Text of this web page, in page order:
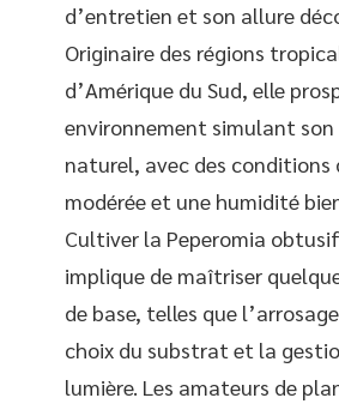
d’entretien et son allure
Originaire des régions
d’Amérique du Sud, elle
environnement simulant
naturel, avec des conditions
modérée et une humidité
Cultiver la Peperomia
implique de maîtriser
de base, telles que
choix du substrat et la
lumière. Les amateurs de